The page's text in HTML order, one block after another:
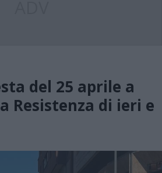
del 25 aprile a
Resistenza di ieri e